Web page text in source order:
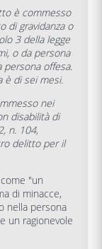
è commesso
di gravidanza o
3 della legge
o da persona
offesa.
è di sei mesi.
nei
disabilità di
n. 104,
delitto per il
"un
di minacce,
nella persona
un ragionevole